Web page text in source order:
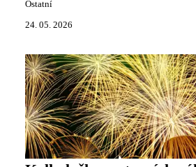
Ostatní
24. 05. 2026